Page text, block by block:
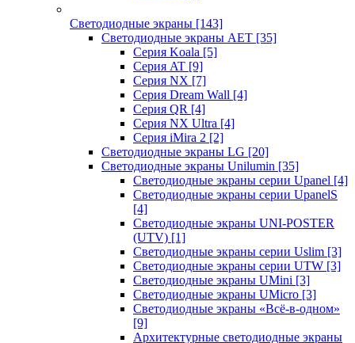
Светодиодные экраны [143]
Светодиодные экраны AET [35]
Cерия Koala [5]
Серия AT [9]
Серия NX [7]
Серия Dream Wall [4]
Серия QR [4]
Серия NX Ultra [4]
Серия iMira 2 [2]
Светодиодные экраны LG [20]
Светодиодные экраны Unilumin [35]
Светодиодные экраны серии Upanel [4]
Светодиодные экраны серии UpanelS
[4]
Светодиодные экраны UNI-POSTER
(UTV) [1]
Светодиодные экраны серии Uslim [3]
Светодиодные экраны серии UTW [3]
Светодиодные экраны UMini [3]
Светодиодные экраны UMicro [3]
Светодиодные экраны «Всё-в-одном»
[9]
Архитектурные светодиодные экраны